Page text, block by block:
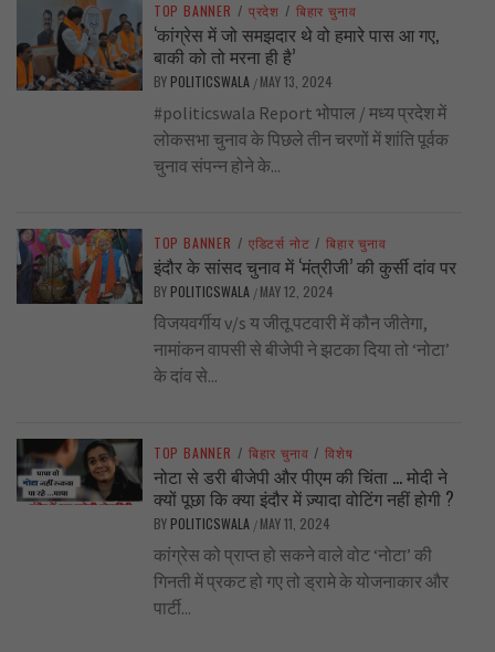
TOP BANNER / प्रदेश / बिहार चुनाव
‘कांग्रेस में जो समझदार थे वो हमारे पास आ गए,
बाकी को तो मरना ही है’
BY POLITICSWALA / MAY 13, 2024
#politicswala Report भोपाल / मध्य प्रदेश में
लोकसभा चुनाव के पिछले तीन चरणों में शांति पूर्वक
चुनाव संपन्न होने के...
TOP BANNER / एडिटर्स नोट / बिहार चुनाव
इंदौर के सांसद चुनाव में ‘मंत्रीजी’ की कुर्सी दांव पर
BY POLITICSWALA / MAY 12, 2024
विजयवर्गीय v/s य जीतू पटवारी में कौन जीतेगा,
नामांकन वापसी से बीजेपी ने झटका दिया तो ‘नोटा’
के दांव से...
TOP BANNER / बिहार चुनाव / विशेष
नोटा से डरी बीजेपी और पीएम की चिंता … मोदी ने
क्यों पूछा कि क्या इंदौर में ज़्यादा वोटिंग नहीं होगी ?
BY POLITICSWALA / MAY 11, 2024
कांग्रेस को प्राप्त हो सकने वाले वोट ‘नोटा’ की
गिनती में प्रकट हो गए तो ड्रामे के योजनाकार और
पार्टी...